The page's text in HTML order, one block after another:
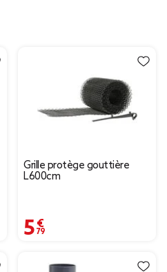
Grille protège gouttière
L600cm
5,79 €